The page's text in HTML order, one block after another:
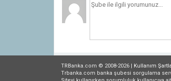
TRBanka.com © 2008-2026 | Kullanım
Trbanka.com banka şubesi sorgulama